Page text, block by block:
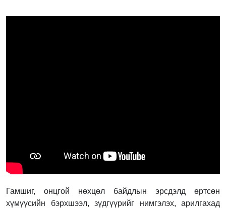
Гамшиг, онцгой нөхцөл байдлын эрсдэлд өртсөн
хүмүүсийн бэрхшээл, зүдгүүрийг нимгэлэх, арилгахад